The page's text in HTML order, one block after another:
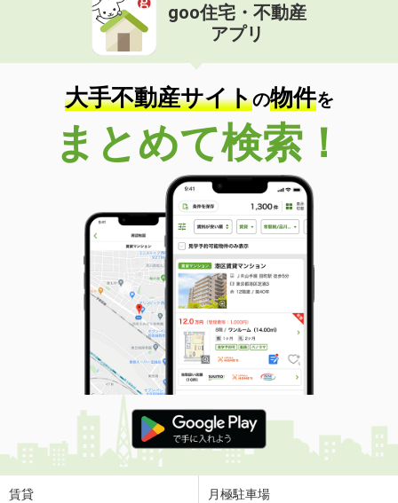
価 格
住 所
岐阜県岐阜市岩栄町２
専有面積 23.18m²
間取り
1K
岐阜県各務原市蘇原花園町２
価 格
6.10万円
岐阜県各務原市蘇原花園町２
53.34m²
間取り
1LDK
岐阜県大垣市笠縫町
価 格
4.20万円
住 所
岐阜県大垣市笠縫町
専有面積 30.6m²
間取り
2DK
岐阜県岐阜市近島４
価 格
2.50万円
住 所
岐阜県岐阜市近島４
専有面積
goo住宅・不動産
アプリ
大手不動産サイトの物件を
まとめて検索！
賃貸 月極駐車場